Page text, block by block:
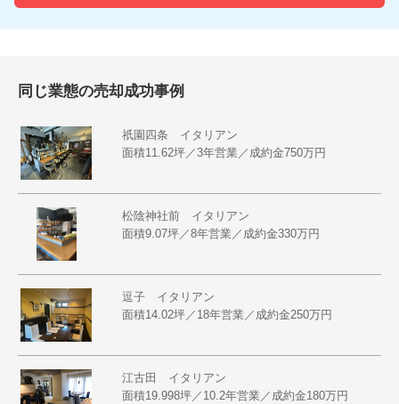
同じ業態の売却成功事例
祇園四条 イタリアン
面積11.62坪／3年営業／成約金750万円
松陰神社前 イタリアン
面積9.07坪／8年営業／成約金330万円
逗子 イタリアン
面積14.02坪／18年営業／成約金250万円
江古田 イタリアン
面積19.998坪／10.2年営業／成約金180万円